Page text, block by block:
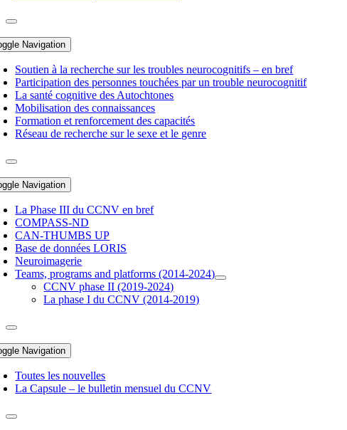
Navigation
Soutien à la recherche sur les troubles neurocognitifs – en bref
Participation des personnes touchées par un trouble neurocognitif
La santé cognitive des Autochtones
Mobilisation des connaissances
Formation et renforcement des capacités
Réseau de recherche sur le sexe et le genre
Navigation
La Phase III du CCNV en bref
COMPASS-ND
CAN-THUMBS UP
Base de données LORIS
Neuroimagerie
Teams, programs and platforms (2014-2024)
CCNV phase II (2019-2024)
La phase I du CCNV (2014-2019)
Navigation
Toutes les nouvelles
La Capsule – le bulletin mensuel du CCNV